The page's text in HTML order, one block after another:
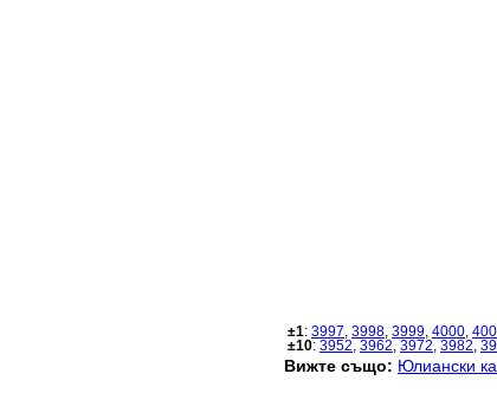
±1: 3997 3998 3999 4000
±10: 3952 3962 3972 3982
Вижте също: Юлиански